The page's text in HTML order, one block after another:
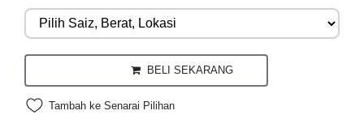
BELI SEKARANG
Tambah ke Senarai Pilihan